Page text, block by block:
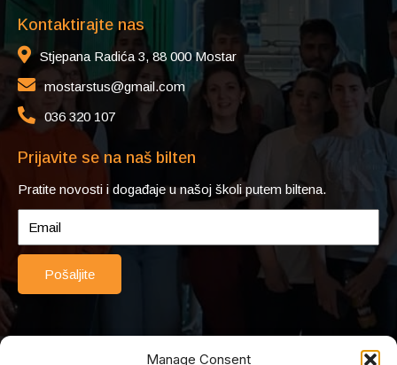
Manage Consent
Kontaktirajte nas
Stjepana Radića 3, 88 000 Mostar
mostarstus@gmail.com
036 320 107
Prijavite se na naš bilten
Pratite novosti i događaje u našoj školi putem biltena.
Pošaljite